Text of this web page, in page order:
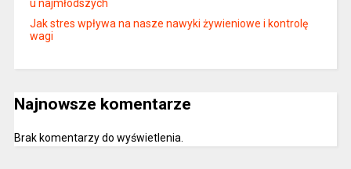
u najmłodszych
Jak stres wpływa na nasze nawyki żywieniowe i kontrolę
wagi
Najnowsze komentarze
Brak komentarzy do wyświetlenia.